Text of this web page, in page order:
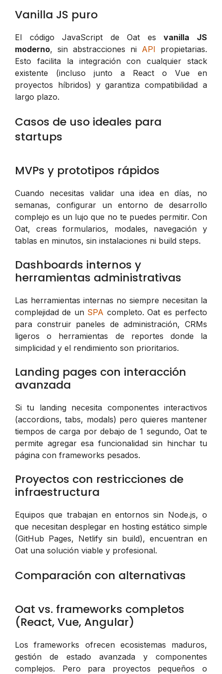
Vanilla JS puro
El código JavaScript de Oat esvanilla JS
moderno, sin abstracciones ni API propietarias.
Esto facilita la integración con cualquier stack
existente (incluso junto a React o Vue en
proyectos híbridos) y garantiza compatibilidad a
largo plazo.
Casos de uso ideales para
startups
MVPs y prototipos rápidos
Cuando necesitas validar una idea en días, no
semanas, configurar un entorno de desarrollo
complejo es un lujo que no te puedes permitir. Con
Oat, creas formularios, modales, navegación y
tablas en minutos, sin instalaciones ni build steps.
Dashboards internos y
herramientas administrativas
Las herramientas internas no siempre necesitan la
complejidad de un SPA completo. Oat es perfecto
para construir paneles de administración, CRMs
ligeros o herramientas de reportes donde la
simplicidad y el rendimiento son prioritarios.
Landing pages con interacción
avanzada
Si tu landing necesita componentes interactivos
(accordions, tabs, modals) pero quieres mantener
tiempos de carga por debajo de 1 segundo, Oat te
permite agregar esa funcionalidad sin hinchar tu
página con frameworks pesados.
Proyectos con restricciones de
infraestructura
Equipos que trabajan en entornos sin Node.js, o
que necesitan desplegar en hosting estático simple
(GitHub Pages, Netlify sin build), encuentran en
Oat una solución viable y profesional.
Comparación con alternativas
Oat vs. frameworks completos
(React, Vue, Angular)
Los frameworks ofrecen ecosistemas maduros,
gestión de estado avanzada y componentes
complejos. Pero para proyectos pequeños o